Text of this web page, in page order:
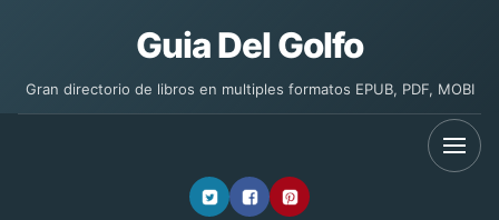
Guia Del Golfo
Gran directorio de libros en multiples formatos EPUB, PDF, MOBI